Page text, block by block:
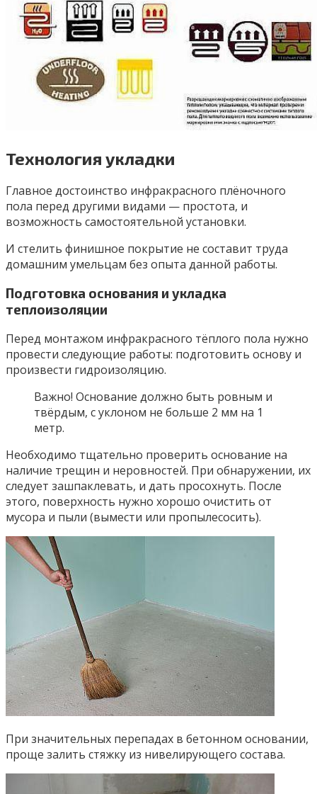
Технология укладки
Главное достоинство инфракрасного плёночного
пола перед другими видами — простота, и
возможность самостоятельной установки.
И стелить финишное покрытие не составит труда
домашним умельцам без опыта данной работы.
Подготовка основания и укладка
теплоизоляции
Перед монтажом инфракрасного тёплого пола нужно
провести следующие работы: подготовить основу и
произвести гидроизоляцию.
Важно! Основание должно быть ровным и
твёрдым, с уклоном не больше 2 мм на 1
метр.
Необходимо тщательно проверить основание на
наличие трещин и неровностей. При обнаружении, их
следует зашпаклевать, и дать просохнуть. После
этого, поверхность нужно хорошо очистить от
мусора и пыли (вымести или пропылесосить).
При значительных перепадах в бетонном основании,
проще залить стяжку из нивелирующего состава.